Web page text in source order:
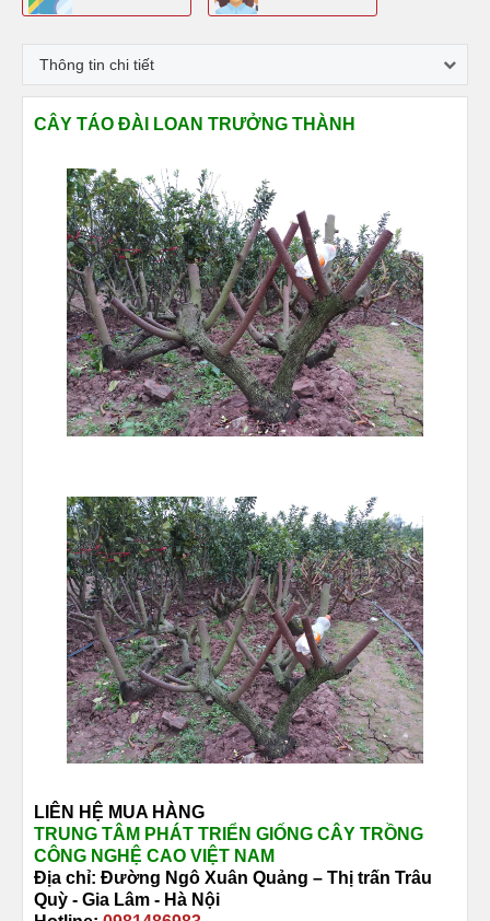
Thông tin chi tiết
CÂY TÁO ĐÀI LOAN TRƯỞNG THÀNH
LIÊN HỆ MUA HÀNG
TRUNG TÂM PHÁT TRIỂN GIỐNG CÂY TRỒNG
CÔNG NGHỆ CAO VIỆT NAM
Địa chỉ: Đường Ngô Xuân Quảng – Thị trấn Trâu
Quỳ - Gia Lâm - Hà Nội